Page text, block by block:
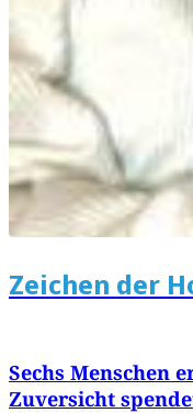
Zeichen der
Sechs Menschen
Zuversicht